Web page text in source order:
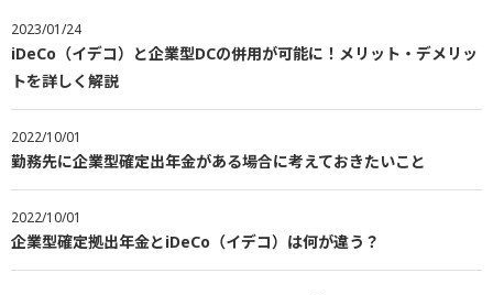
2023/01/24
iDeCo（イデコ）と企業型DCの併用が可能に！メリット・デメリッ
トを詳しく解説
2022/10/01
勤務先に企業型確定出年金がある場合に考えておきたいこと
2022/10/01
企業型確定拠出年金とiDeCo（イデコ）は何が違う？